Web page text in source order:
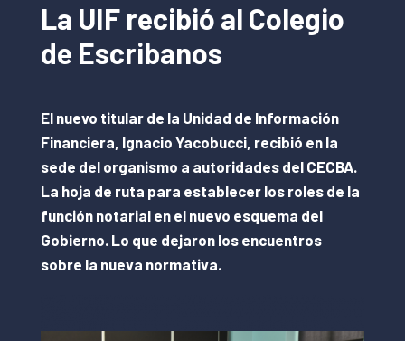
La UIF recibió al Colegio
de Escribanos
El nuevo titular de la Unidad de Información
Financiera, Ignacio Yacobucci, recibió en la
sede del organismo a autoridades del CECBA.
La hoja de ruta para establecer los roles de la
función notarial en el nuevo esquema del
Gobierno. Lo que dejaron los encuentros
sobre la nueva normativa.